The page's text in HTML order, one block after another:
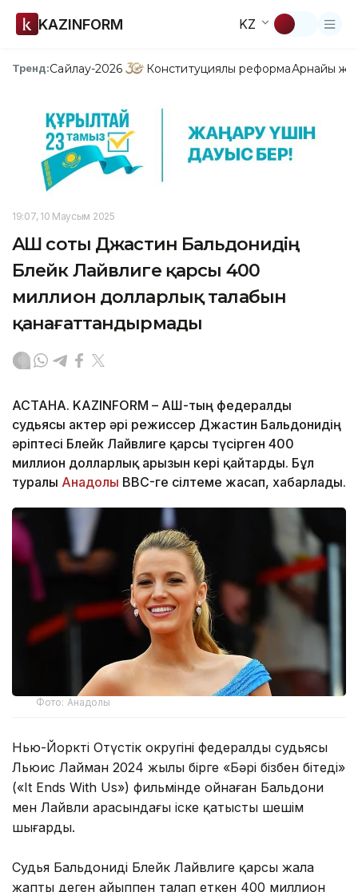
KAZINFORM KZ
Тренд:Сайлау-2026 Конституциялық реформаАрнайы
19:07, 10 Маусым 2025
АҚШ соты Джастин Бальдонидің
Блейк Лайвлиге қарсы 400
миллион долларлық талабын
қанағаттандырмады
АСТАНА. KAZINFORM – АҚШ-тың федералды
судьясы актер әрі режиссер Джастин Бальдонидің
әріптесі Блейк Лайвлиге қарсы түсірген 400
миллион долларлық арызын кері қайтарды. Бұл
туралы Анадолы BBC-ге сілтеме жасап, хабарлады.
Фото: Анадолы
Нью-Йорктің Оңтүстік округінің федералды судьясы
Льюис Лайман 2024 жылы бірге «Бәрі бізбен бітеді»
(«It Ends With Us») фильмінде ойнаған Бальдони
мен Лайвли арасындағы іске қатысты шешім
шығарды.
Судья Бальдонидің Блейк Лайвлиге қарсы жала
жапты деген айыппен талап еткен 400 миллион